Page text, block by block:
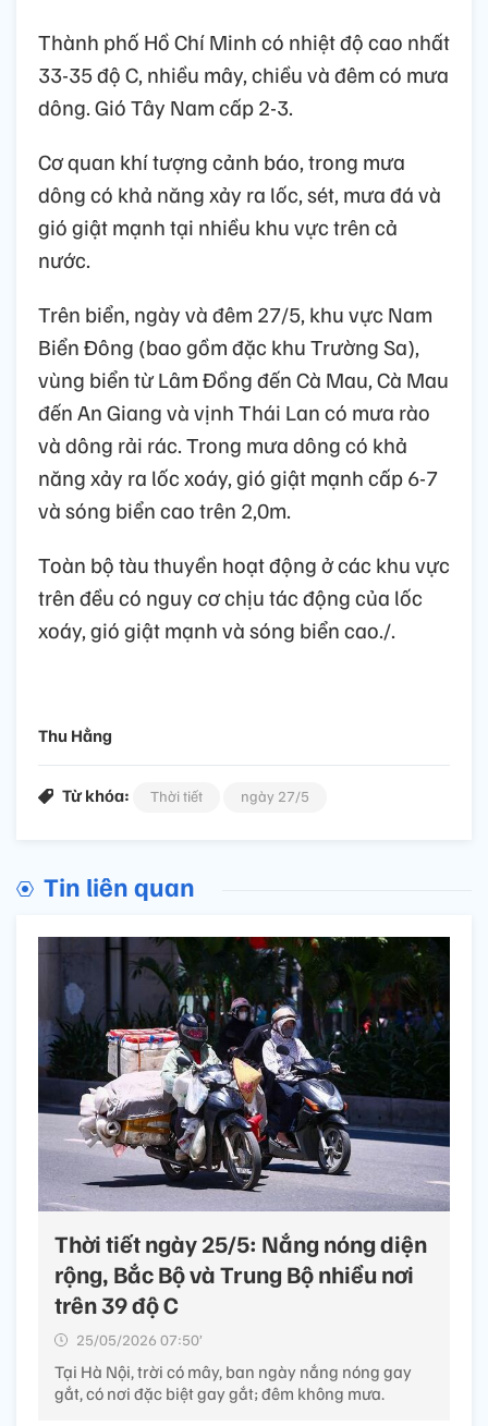
Thành phố Hồ Chí Minh có nhiệt độ cao nhất
33-35 độ C, nhiều mây, chiều và đêm có mưa
dông. Gió Tây Nam cấp 2-3.
Cơ quan khí tượng cảnh báo, trong mưa
dông có khả năng xảy ra lốc, sét, mưa đá và
gió giật mạnh tại nhiều khu vực trên cả
nước.
Trên biển, ngày và đêm 27/5, khu vực Nam
Biển Đông (bao gồm đặc khu Trường Sa),
vùng biển từ Lâm Đồng đến Cà Mau, Cà Mau
đến An Giang và vịnh Thái Lan có mưa rào
và dông rải rác. Trong mưa dông có khả
năng xảy ra lốc xoáy, gió giật mạnh cấp 6-7
và sóng biển cao trên 2,0m.
Toàn bộ tàu thuyền hoạt động ở các khu vực
trên đều có nguy cơ chịu tác động của lốc
xoáy, gió giật mạnh và sóng biển cao./.
Thu Hằng
Từ khóa: Thời tiết ngày 27/5
Tin liên quan
Thời tiết ngày 25/5: Nắng nóng diện
rộng, Bắc Bộ và Trung Bộ nhiều nơi
trên 39 độ C
25/05/2026 07:50’
Tại Hà Nội, trời có mây, ban ngày nắng nóng gay
gắt, có nơi đặc biệt gay gắt; đêm không mưa.